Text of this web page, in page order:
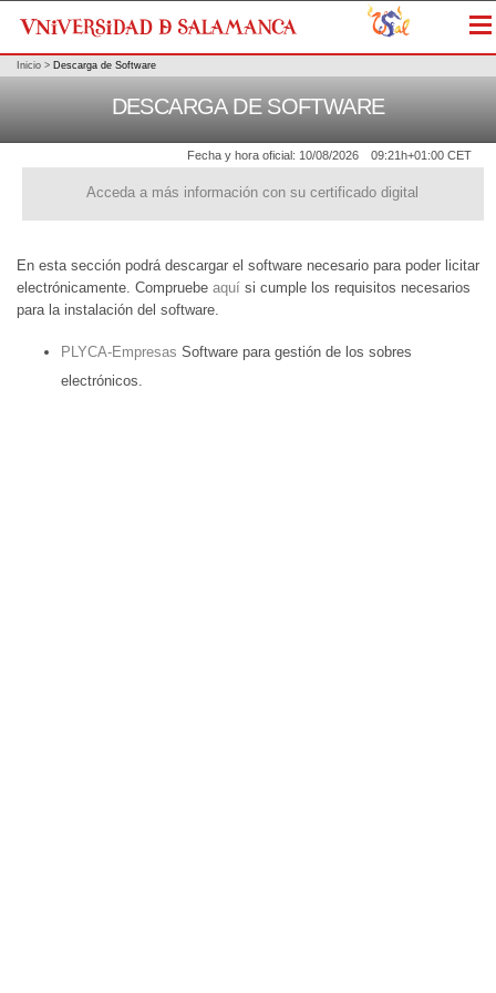
Fecha y hora oficial: 10/08/2026 09:21h+01:00 CET
Acceda a más información con su certificado digital
Inicio > Descarga de Software
DESCARGA DE SOFTWARE
En esta sección podrá descargar el software necesario para poder licitar
electrónicamente. Compruebe aquí si cumple los requisitos necesarios
para la instalación del software.
PLYCA-Empresas Software para gestión de los sobres
electrónicos.